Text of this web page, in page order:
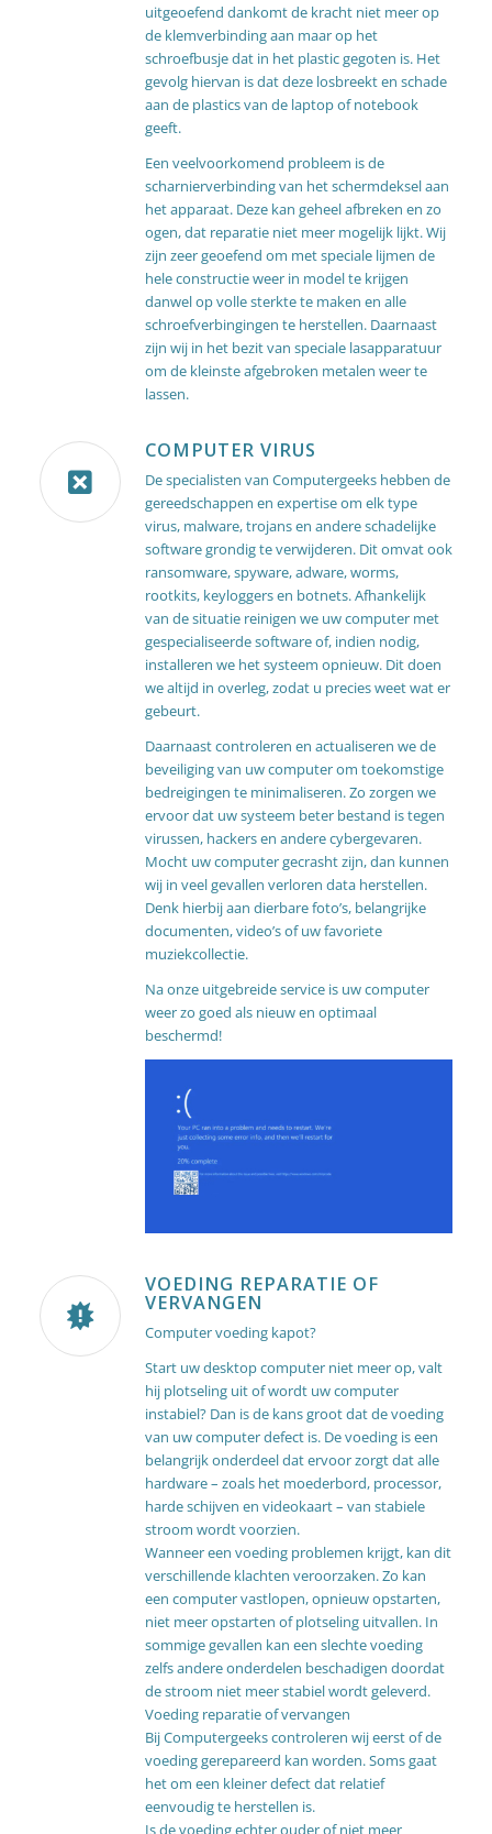
uitgeoefend dankomt de kracht niet meer op
de klemverbinding aan maar op het
schroefbusje dat in het plastic gegoten is. Het
gevolg hiervan is dat deze losbreekt en schade
aan de plastics van de laptop of notebook
geeft.
Een veelvoorkomend probleem is de
scharnierverbinding van het schermdeksel aan
het apparaat. Deze kan geheel afbreken en zo
ogen, dat reparatie niet meer mogelijk lijkt. Wij
zijn zeer geoefend om met speciale lijmen de
hele constructie weer in model te krijgen
danwel op volle sterkte te maken en alle
schroefverbingingen te herstellen. Daarnaast
zijn wij in het bezit van speciale lasapparatuur
om de kleinste afgebroken metalen weer te
lassen.
COMPUTER VIRUS
De specialisten van Computergeeks hebben de
gereedschappen en expertise om elk type
virus, malware, trojans en andere schadelijke
software grondig te verwijderen. Dit omvat ook
ransomware, spyware, adware, worms,
rootkits, keyloggers en botnets. Afhankelijk
van de situatie reinigen we uw computer met
gespecialiseerde software of, indien nodig,
installeren we het systeem opnieuw. Dit doen
we altijd in overleg, zodat u precies weet wat er
gebeurt.
Daarnaast controleren en actualiseren we de
beveiliging van uw computer om toekomstige
bedreigingen te minimaliseren. Zo zorgen we
ervoor dat uw systeem beter bestand is tegen
virussen, hackers en andere cybergevaren.
Mocht uw computer gecrasht zijn, dan kunnen
wij in veel gevallen verloren data herstellen.
Denk hierbij aan dierbare foto’s, belangrijke
documenten, video’s of uw favoriete
muziekcollectie.
Na onze uitgebreide service is uw computer
weer zo goed als nieuw en optimaal
beschermd!
VOEDING REPARATIE OF
VERVANGEN
Computer voeding kapot?
Start uw desktop computer niet meer op, valt
hij plotseling uit of wordt uw computer
instabiel? Dan is de kans groot dat de voeding
van uw computer defect is. De voeding is een
belangrijk onderdeel dat ervoor zorgt dat alle
hardware – zoals het moederbord, processor,
harde schijven en videokaart – van stabiele
stroom wordt voorzien.
Wanneer een voeding problemen krijgt, kan dit
verschillende klachten veroorzaken. Zo kan
een computer vastlopen, opnieuw opstarten,
niet meer opstarten of plotseling uitvallen. In
sommige gevallen kan een slechte voeding
zelfs andere onderdelen beschadigen doordat
de stroom niet meer stabiel wordt geleverd.
Voeding reparatie of vervangen
Bij Computergeeks controleren wij eerst of de
voeding gerepareerd kan worden. Soms gaat
het om een kleiner defect dat relatief
eenvoudig te herstellen is.
Is de voeding echter ouder of niet meer